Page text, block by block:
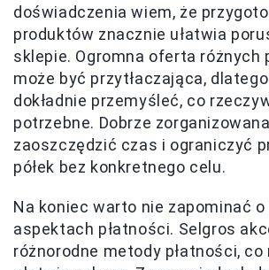
doświadczenia wiem, że
produktów znacznie ułatwia
sklepie. Ogromna oferta różnych
może być przytłaczająca,
dokładnie przemyśleć, co
potrzebne. Dobrze
zaoszczędzić czas i ograniczyć
półek bez konkretnego celu.
Na koniec warto nie zapominać
aspektach płatności. Selgros
różnorodne metody płatności, co